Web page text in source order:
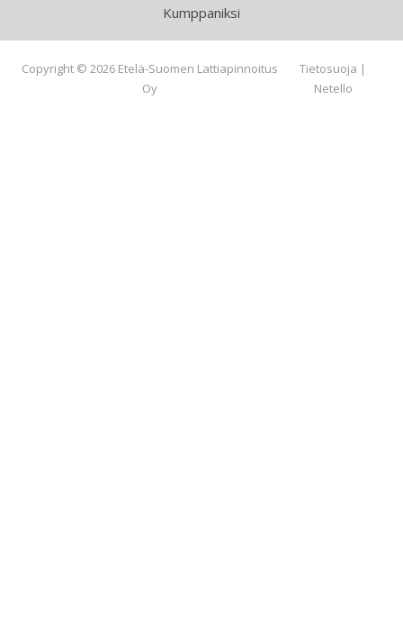
Kumppaniksi
Copyright © 2026 Etelä-Suomen Lattiapinnoitus
Oy
Tietosuoja |
Netello